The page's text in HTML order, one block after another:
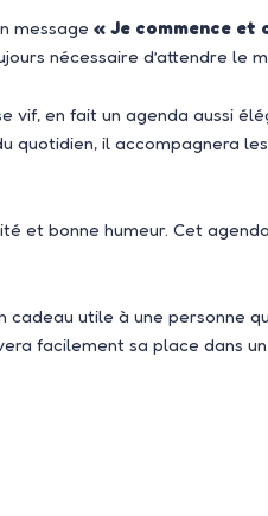
message « Je commence et
nécessaire d’attendre le
vif, en fait un agenda aussi
quotidien, il accompagnera
et bonne humeur. Cet
utile à une personne
facilement sa place dans